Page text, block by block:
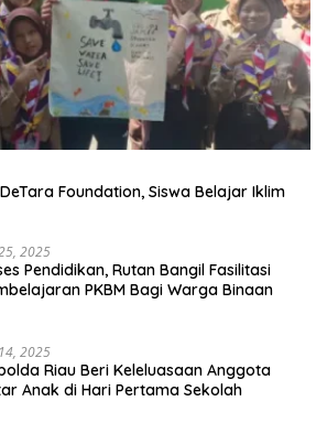
Foundation, Siswa Belajar Iklim
2025
Pendidikan, Rutan Bangil Fasilitasi
PKBM Bagi Warga Binaan
2025
Riau Beri Keleluasaan Anggota
Anak di Hari Pertama Sekolah